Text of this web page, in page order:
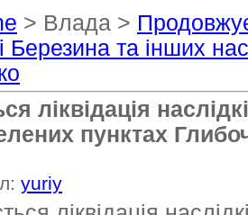
> Влада >
Березина та інших
ліквідація
пунктах
yuriy